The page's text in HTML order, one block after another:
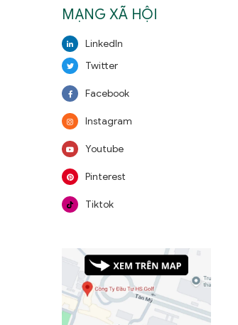
MẠNG XÃ HỘI
LinkedIn
Twitter
Facebook
Instagram
Youtube
Pinterest
Tiktok